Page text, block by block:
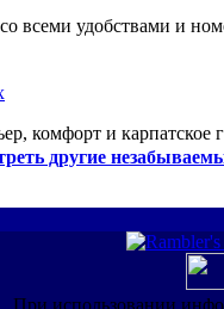
всеми удобствами и
комфорт и карпатское
другие
При использовании